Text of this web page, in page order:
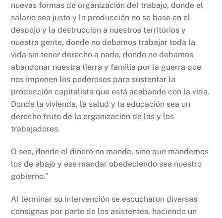
nuevas formas de organización del trabajo, donde el
salario sea justo y la producción no se base en el
despojo y la destrucción a nuestros territorios y
nuestra gente, donde no debamos trabajar toda la
vida sin tener derecho a nada, donde no debamos
abandonar nuestra tierra y familia por la guerra que
nos imponen los poderosos para sustentar la
producción capitalista que está acabando con la vida.
Donde la vivienda, la salud y la educación sea un
derecho fruto de la organización de las y los
trabajadores.
O sea, donde el dinero no mande, sino que mandemos
los de abajo y ese mandar obedeciendo sea nuestro
gobierno.”
Al terminar su intervención se escucharon diversas
consignas por parte de los asistentes, haciendo un